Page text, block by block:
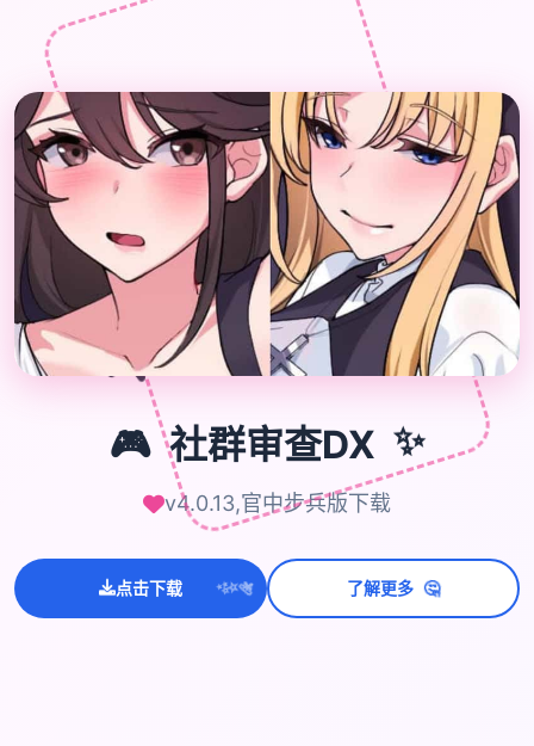
🎮
🎮 社群审查DX ✨
v4.0.13,官中步兵版下载
点击下载 ✨⭐💫 了解更多 🤔